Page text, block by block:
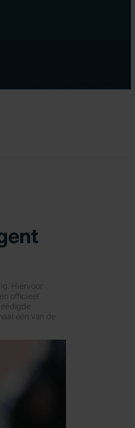
Hiervoor
officieel
één van de